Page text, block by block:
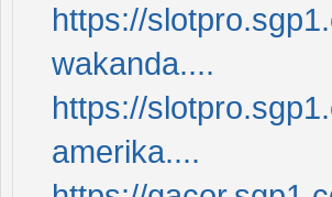
https://
wakanda....
https://
amerika....